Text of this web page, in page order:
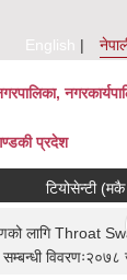
English
प्रदेश
टियोसेन्टी (मकै
लागि Throat
सम्बन्धी